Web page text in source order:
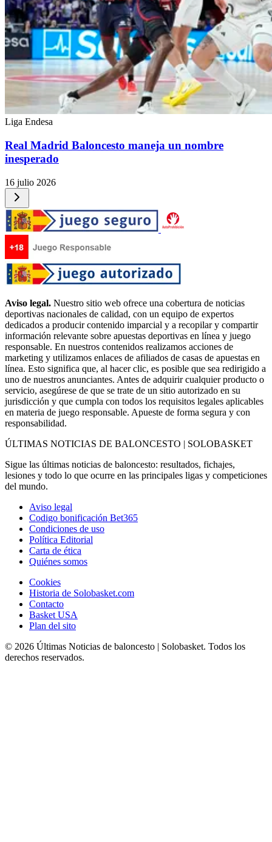
Liga Endesa
Real Madrid Baloncesto maneja un nombre
inesperado
16 julio 2026
Aviso legal. Nuestro sitio web ofrece una cobertura de noticias
deportivas nacionales de calidad, con un equipo de expertos
dedicados a producir contenido imparcial y a recopilar y compartir
información relevante sobre apuestas deportivas en línea y juego
responsable. En nuestros contenidos realizamos acciones de
marketing y utilizamos enlaces de afiliados de casas de apuestas en
línea. Esto significa que, al hacer clic, es posible que sea redirigido a
uno de nuestros anunciantes. Antes de adquirir cualquier producto o
servicio, asegúrese de que se trate de un sitio autorizado en su
jurisdicción y que cumpla con todos los requisitos legales aplicables
en materia de juego responsable. Apueste de forma segura y con
responsabilidad.
ÚLTIMAS NOTICIAS DE BALONCESTO | SOLOBASKET
Sigue las últimas noticias de baloncesto: resultados, fichajes,
lesiones y todo lo que ocurre en las principales ligas y competiciones
del mundo.
Aviso legal
Codigo bonificación Bet365
Condiciones de uso
Política Editorial
Carta de ética
Quiénes somos
Cookies
Historia de Solobasket.com
Contacto
Basket USA
Plan del sito
© 2026 Últimas Noticias de baloncesto | Solobasket. Todos los
derechos reservados.